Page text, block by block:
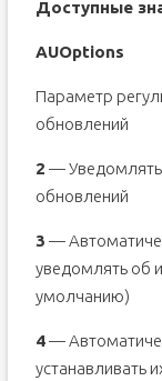
Доступные
AUOptions
Параметр
обновлений
2 — Уведомлять
обновлений
3 —
уведомлять об
умолчанию)
4—
устанавливать